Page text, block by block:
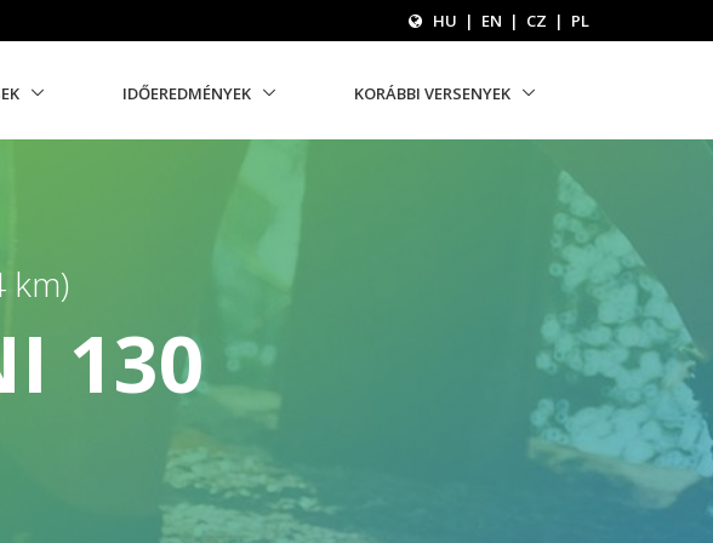
HU | EN | CZ | PL
IDŐEREDMÉNYEK KORÁBBI VERSENYEK
km)
130